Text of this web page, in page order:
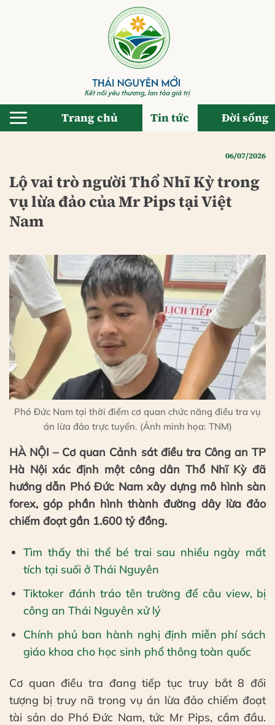
Trang chủ Tin tức Đời sống
06/07/2026
Lộ vai trò người Thổ Nhĩ Kỳ trong
vụ lừa đảo của Mr Pips tại Việt
Nam
Phó Đức Nam tại thời điểm cơ quan chức năng điều tra vụ
án lừa đảo trực tuyến. (Ảnh minh họa: TNM)
HÀ NỘI – Cơ quan Cảnh sát điều tra Công an TP
Hà Nội xác định một công dân Thổ Nhĩ Kỳ đã
hướng dẫn Phó Đức Nam xây dựng mô hình sàn
forex, góp phần hình thành đường dây lừa đảo
chiếm đoạt gần 1.600 tỷ đồng.
Tìm thấy thi thể bé trai sau nhiều ngày mất
tích tại suối ở Thái Nguyên
Tiktoker đánh tráo tên trường để câu view, bị
công an Thái Nguyên xử lý
Chính phủ ban hành nghị định miễn phí sách
giáo khoa cho học sinh phổ thông toàn quốc
Cơ quan điều tra đang tiếp tục truy bắt 8 đối
tượng bị truy nã trong vụ án lừa đảo chiếm đoạt
tài sản do Phó Đức Nam, tức Mr Pips, cầm đầu.